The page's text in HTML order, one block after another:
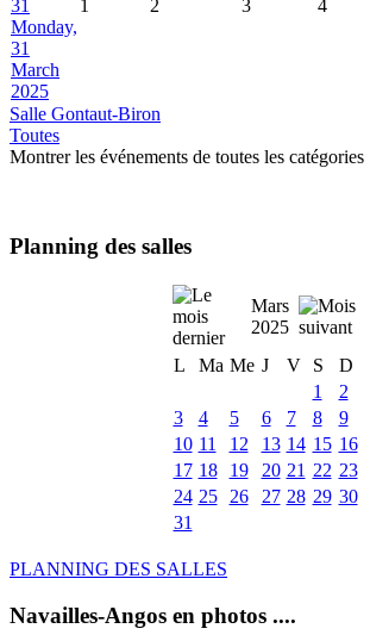
31
Monday,
31
March
2025
1 2 3 4
Salle Gontaut-Biron
Toutes
Montrer les événements de toutes les catégories
Planning des salles
Mars
2025
L
Ma Me J V S
D
1
2
3
4 5 6 7 8
9
10 11 12 13 14 15 16
17 18 19 20 21 22 23
24 25 26 27 28 29 30
31
PLANNING DES SALLES
Navailles-Angos en photos ....